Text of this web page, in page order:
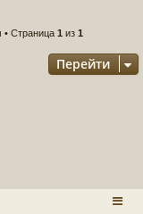
• Страница 1 из 1
Перейти